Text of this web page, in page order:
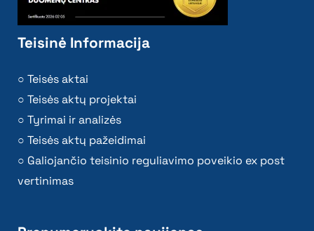
Teisinė Informacija
Teisės aktai
Teisės aktų projektai
Tyrimai ir analizės
Teisės aktų pažeidimai
Galiojančio teisinio reguliavimo poveikio ex post
vertinimas